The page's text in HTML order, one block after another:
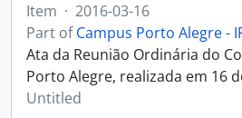
Item · 2016-03-16
Part ofCampus Porto Alegre -
Ata da Reunião Ordinária do
Porto Alegre, realizada em 16
Untitled